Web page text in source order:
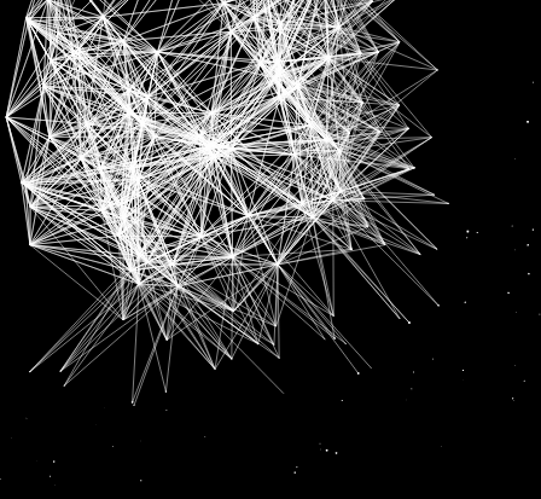
ਵਖਵਖ
News
ਹਿਮਾਚਲ ਪ੍ਰਦੇਸ਼ ਤੇ ਗੁਜਰਾਤ ਚੋਣਾਂ ਦਾ ਐਲਾਨ ਵੱਖ-ਵੱਖ ਤਰੀਕਾਂ ’ਤੇ ਕਿਉਂ?: ਕਾਂਗਰਸ ਦਾ ਚੋਣ ਕਮਿਸ਼ਨ ਨੂੰ ਸੁਆਲ